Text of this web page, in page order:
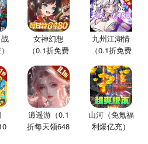
女神幻想
（0.1折免费
九州江湖情
（0.1折免费
逍遥游（0.1
折每天领648
山河（免氪福
利爆亿充）